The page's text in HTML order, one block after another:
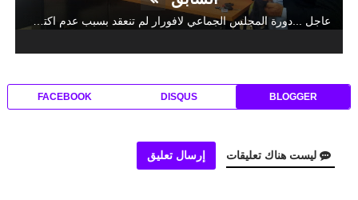
عاجل ...دورة المجلس الجماعي لافورار لم تنعقد بسبب عدم اكتمال النصاب القانوني ..المعارضة حضرت و الاغلبية غابت
BLOGGER
DISQUS
FACEBOOK
ليست هناك تعليقات إرسال تعليق